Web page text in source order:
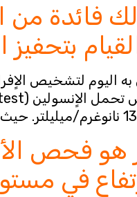
فائدة
اليوم لتشخيص
في